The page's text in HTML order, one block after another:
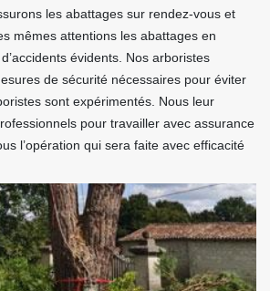
les abattages sur rendez-vous et
mêmes attentions les abattages en
évidents. Nos arboristes
de sécurité nécessaires pour éviter
sont expérimentés. Nous leur
pour travailler avec assurance
l’opération qui sera faite avec efficacité